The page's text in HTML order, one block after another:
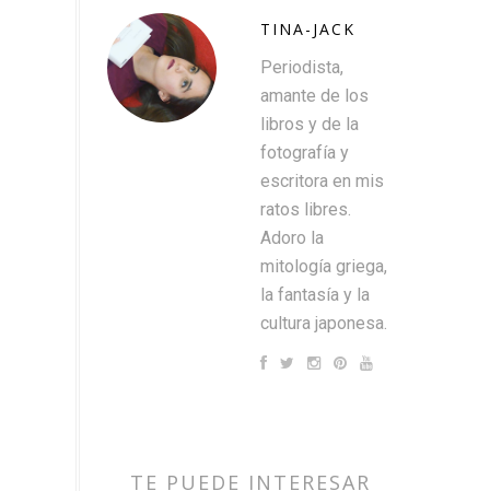
TINA-JACK
Periodista,
amante de los
libros y de la
fotografía y
escritora en mis
ratos libres.
Adoro la
mitología griega,
la fantasía y la
cultura japonesa.
TE PUEDE INTERESAR